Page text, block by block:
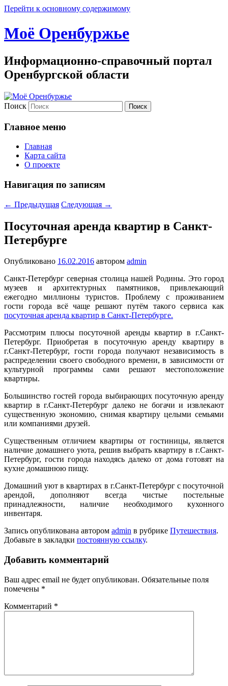
Перейти к основному содержимому
Моё Оренбуржье
Информационно-справочный портал
Оренбургской области
Поиск
Главное меню
Главная
Карта сайта
О проекте
Навигация по записям
← Предыдущая Следующая →
Посуточная аренда квартир в Санкт-
Петербурге
Опубликовано 16.02.2016 автором admin
Санкт-Петербург северная столица нашей Родины. Это город
музеев и архитектурных памятников, привлекающий
ежегодно миллионы туристов. Проблему с проживанием
гости города всё чаще решают путём такого сервиса как
посуточная аренда квартир в Санкт-Петербурге.
Рассмотрим плюсы посуточной аренды квартир в г.Санкт-
Петербург. Приобретая в посуточную аренду квартиру в
г.Санкт-Петербург, гости города получают независимость в
распределении своего свободного времени, в зависимости от
культурной программы сами решают местоположение
квартиры.
Большинство гостей города выбирающих посуточную аренду
квартир в г.Санкт-Петербург далеко не богачи и извлекают
существенную экономию, снимая квартиру целыми семьями
или компаниями друзей.
Существенным отличием квартиры от гостиницы, является
наличие домашнего уюта, решив выбрать квартиру в г.Санкт-
Петербург, гости города находясь далеко от дома готовят на
кухне домашнюю пищу.
Домашний уют в квартирах в г.Санкт-Петербург с посуточной
арендой, дополняют всегда чистые постельные
принадлежности, наличие необходимого кухонного
инвентаря.
Запись опубликована автором admin в рубрике Путешествия.
Добавьте в закладки постоянную ссылку.
Добавить комментарий
Ваш адрес email не будет опубликован. Обязательные поля
помечены *
Комментарий *